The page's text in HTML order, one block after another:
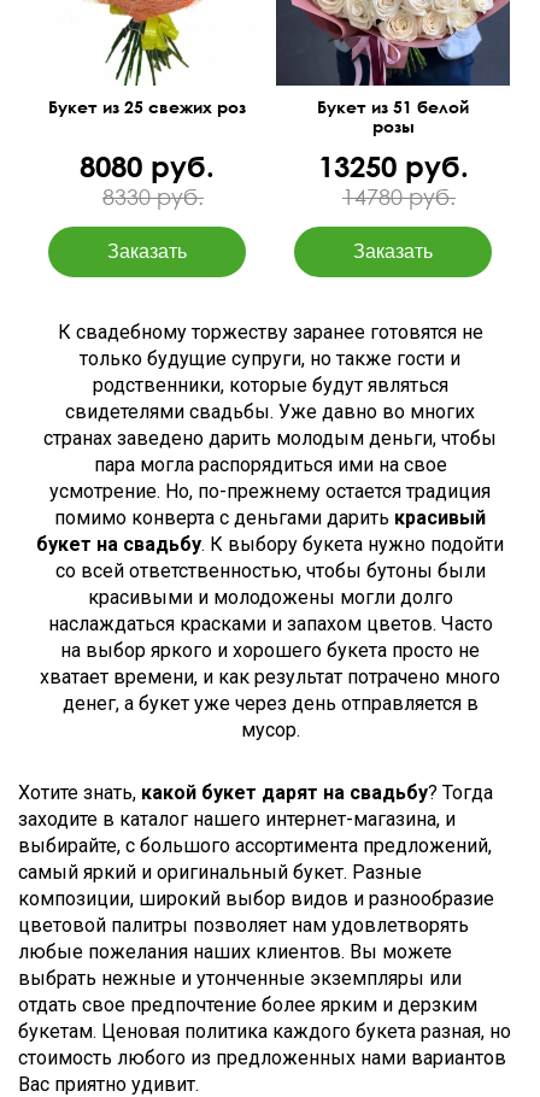
Букет из 25 свежих роз
8080 руб.
8330 руб.
Букет из 51 белой
розы
13250 руб.
14780 руб.
К свадебному торжеству заранее готовятся не
только будущие супруги, но также гости и
родственники, которые будут являться
свидетелями свадьбы. Уже давно во многих
странах заведено дарить молодым деньги, чтобы
пара могла распорядиться ими на свое
усмотрение. Но, по-прежнему остается традиция
помимо конверта с деньгами дарить красивый
букет на свадьбу. К выбору букета нужно подойти
со всей ответственностью, чтобы бутоны были
красивыми и молодожены могли долго
наслаждаться красками и запахом цветов. Часто
на выбор яркого и хорошего букета просто не
хватает времени, и как результат потрачено много
денег, а букет уже через день отправляется в
мусор.
Хотите знать, какой букет дарят на свадьбу? Тогда
заходите в каталог нашего интернет-магазина, и
выбирайте, с большого ассортимента предложений,
самый яркий и оригинальный букет. Разные
композиции, широкий выбор видов и разнообразие
цветовой палитры позволяет нам удовлетворять
любые пожелания наших клиентов. Вы можете
выбрать нежные и утонченные экземпляры или
отдать свое предпочтение более ярким и дерзким
букетам. Ценовая политика каждого букета разная, но
стоимость любого из предложенных нами вариантов
Вас приятно удивит.